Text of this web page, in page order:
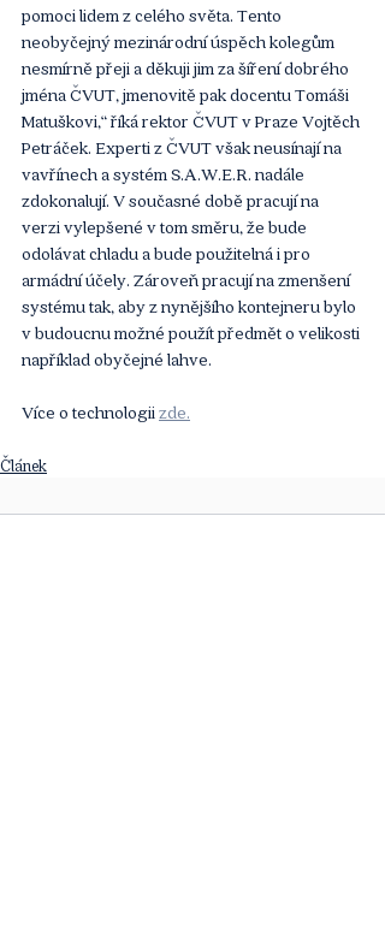
pomoci lidem z celého světa. Tento
neobyčejný mezinárodní úspěch kolegům
nesmírně přeji a děkuji jim za šíření dobrého
jména ČVUT, jmenovitě pak docentu Tomáši
Matuškovi,“ říká rektor ČVUT v Praze Vojtěch
Petráček. Experti z ČVUT však neusínají na
vavřínech a systém S.A.W.E.R. nadále
zdokonalují. V současné době pracují na
verzi vylepšené v tom směru, že bude
odolávat chladu a bude použitelná i pro
armádní účely. Zároveň pracují na zmenšení
systému tak, aby z nynějšího kontejneru bylo
v budoucnu možné použít předmět o velikosti
například obyčejné lahve.
Více o technologii zde.
Článek